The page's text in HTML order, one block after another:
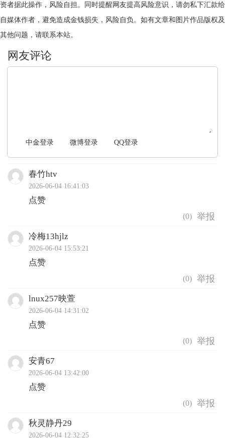
资者据此操作，风险自担。同时提醒网友提高风险意识，请勿私下汇款给
自媒体作者，避免造成金钱损失，风险自负。如有文章和图片作品版权及
其他问题，请联系本站。
中金登录 微博登录 QQ登录
春竹htv
2026-06-04 16:41:03
点赞
(0)
冷梅13hjlz
2026-06-04 15:53:21
点赞
(0)
lnux257映萱
2026-06-04 14:31:02
点赞
(0)
安青67
2026-06-04 13:42:00
点赞
(0)
秋灵静丹29
2026-06-04 12:32:25